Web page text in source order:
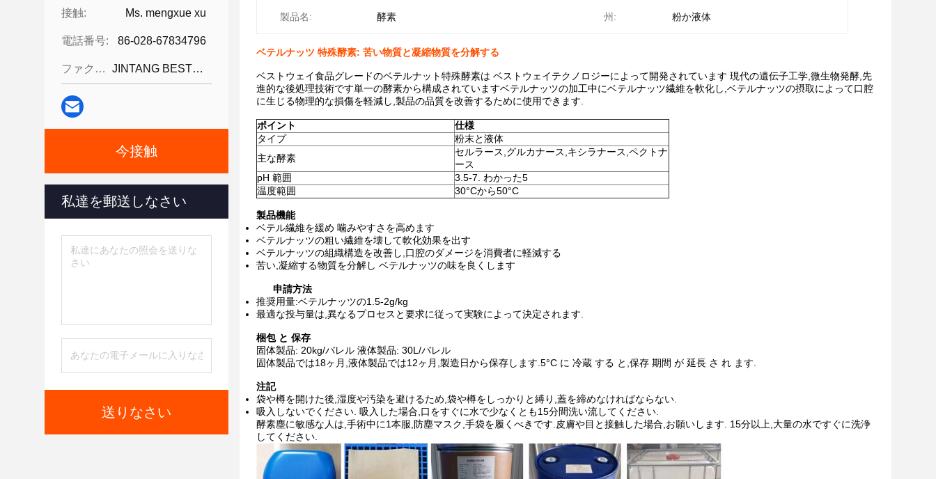
接触: Ms. mengxue xu
電話番号: 86-028-67834796
ファクシミリ: JINTANG BESTWAY TECHNOLOGY CO
今接触
私達を郵送しなさい
送りなさい
製品名: 酵素 州: 粉か液体
ベテルナッツ 特殊酵素: 苦い物質と凝縮物質を分解する
ベストウェイ食品グレードのベテルナット特殊酵素は ベストウェイテクノロジーによって開発されています 現代の遺伝子工学,微生物発酵,先
進的な後処理技術です単一の酵素から構成されていますベテルナッツの加工中にベテルナッツ繊維を軟化し,ベテルナッツの摂取によって口腔
に生じる物理的な損傷を軽減し,製品の品質を改善するために使用できます.
ポイント
仕様
タイプ
粉末と液体
主な酵素
セルラース,グルカナース,キシラナース,ペクトナ
ース
pH 範囲
3.5-7. わかった5
温度範囲
30°Cから50°C
製品機能
ベテル繊維を緩め 噛みやすさを高めます
ベテルナッツの粗い繊維を壊して軟化効果を出す
ベテルナッツの組織構造を改善し,口腔のダメージを消費者に軽減する
苦い,凝縮する物質を分解し ベテルナッツの味を良くします
申請方法
推奨用量:ベテルナッツの1.5-2g/kg
最適な投与量は,異なるプロセスと要求に従って実験によって決定されます.
梱包 と 保存
固体製品: 20kg/バレル 液体製品: 30L/バレル
固体製品では18ヶ月,液体製品では12ヶ月,製造日から保存します.5°C に 冷蔵 する と,保存 期間 が 延長 さ れ ます.
注記
袋や樽を開けた後,湿度や汚染を避けるため,袋や樽をしっかりと縛り,蓋を締めなければならない.
吸入しないでください. 吸入した場合,口をすぐに水で少なくとも15分間洗い流してください.
酵素塵に敏感な人は,手術中に1本服,防塵マスク,手袋を履くべきです.皮膚や目と接触した場合,お願いします. 15分以上,大量の水ですぐに洗浄
してください.